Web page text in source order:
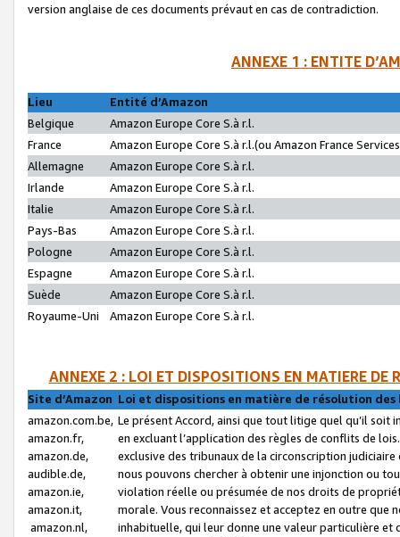
version anglaise de ces documents prévaut en cas de contradiction.
ANNEXE 1 : ENTITE
Lieu
Entité d’Amazon
Belgique
Amazon Europe Core S.à r.l.
France
Amazon Europe Core S.à r.l.(ou Amazon France
Allemagne
Amazon Europe Core S.à r.l.
Irlande
Amazon Europe Core S.à r.l.
Italie
Amazon Europe Core S.à r.l.
Pays-Bas
Amazon Europe Core S.à r.l.
Pologne
Amazon Europe Core S.à r.l.
Espagne
Amazon Europe Core S.à r.l.
Suède
Amazon Europe Core S.à r.l.
Royaume-Uni
Amazon Europe Core S.à r.l.
ANNEXE 2 : LOI ET DISPOSITIONS EN MATIERE DE
Site d’Amazon Loi et dispositions en matière de résolution
amazon.com.be,
amazon.fr,
amazon.de,
audible.de,
amazon.ie,
amazon.it,
amazon.nl,
Le présent Accord, ainsi que tout litige quel qu’il soit
en excluant l’application des règles de conflits de
exclusive des tribunaux de la circonscription
nous pouvons chercher à obtenir une injonction ou
violation réelle ou présumée de nos droits de
morale. Vous reconnaissez et acceptez en outre que
inhabituelle, qui leur donne une valeur particulière